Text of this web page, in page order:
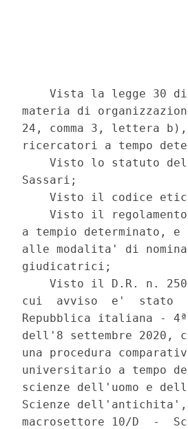
Vista la legge 30
materia di
24, comma 3, lettera
ricercatori a tempo
Visto lo statuto
Sassari;
Visto il codice
Visto il
a tempio determinato,
alle modalita' di
giudicatrici;
Visto il D.R. n.
cui  avviso  e'  stato
Repubblica italiana -
dell'8 settembre
una procedura
universitario a tempo
scienze dell'uomo e
Scienze
macrosettore 10/D  -